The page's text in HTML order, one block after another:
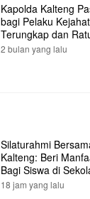
Kapolda Kalteng
bagi Pelaku
Terungkap dan
Dibekuk
2 bulan yang lalu
Silaturahmi
Kalteng: Beri
Bagi Siswa di
18 jam yang lalu